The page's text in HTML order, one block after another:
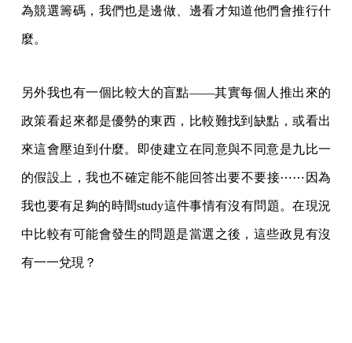
為競選籌碼，我們也是邊做、邊看才知道他們會推行什
麼。
另外我也有一個比較大的盲點——其實每個人推出來的
政策看起來都是優勢的東西，比較難找到缺點，或看出
來這會壓迫到什麼。即使建立在同意與不同意是九比一
的假設上，我也不確定能不能回答出要不要接⋯⋯因為
我也要有足夠的時間study這件事情有沒有問題。在現況
中比較有可能會發生的問題是當選之後，這些政見有沒
有一一兌現？